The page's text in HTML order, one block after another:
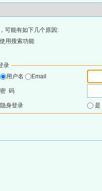
可能有如下几个原因:
用搜索功能
录
用户名
Email
密 码
隐身登录